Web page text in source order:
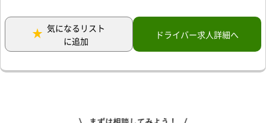
気になるリスト
に追加
ドライバー求人詳細へ